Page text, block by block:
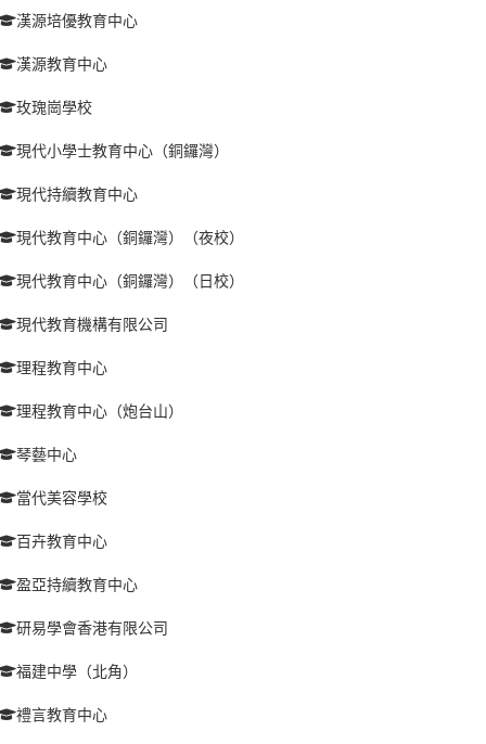
漢源培優教育中心
漢源教育中心
玫瑰崗學校
現代小學士教育中心（銅鑼灣）
現代持續教育中心
現代教育中心（銅鑼灣）（夜校）
現代教育中心（銅鑼灣）（日校）
現代教育機構有限公司
理程教育中心
理程教育中心（炮台山）
琴藝中心
當代美容學校
百卉教育中心
盈亞持續教育中心
研易學會香港有限公司
福建中學（北角）
禮言教育中心